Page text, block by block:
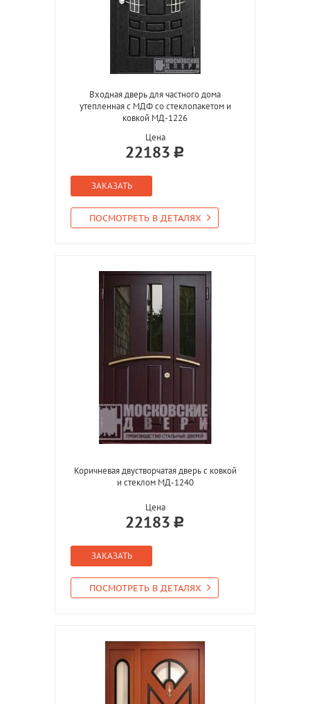
Входная дверь для частного дома
утепленная с МДФ со стеклопакетом и
ковкой МД-1226
Цена
22183
ЗАКАЗАТЬ
ПОСМОТРЕТЬ В ДЕТАЛЯХ
Коричневая двустворчатая дверь с ковкой
и стеклом МД-1240
Цена
22183
ЗАКАЗАТЬ
ПОСМОТРЕТЬ В ДЕТАЛЯХ